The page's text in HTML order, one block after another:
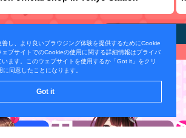
し、より良いブラウジング体験を提供するためにCookie
ブサイトでのCookieの使用に関する詳細情報はプライバ
ます。このウェブサイトを使用するか「Got it」をクリ
同意したことになります。
Got it